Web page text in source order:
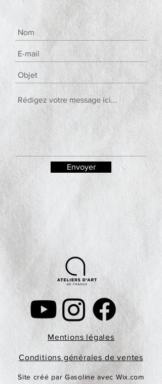
Envoyer
Mentions légales
Conditions générales de ventes
Site créé par Gasoline avec Wix.com